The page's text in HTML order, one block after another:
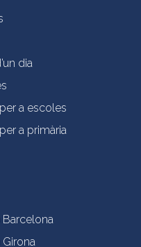
dia
a escoles
a primària
Barcelona